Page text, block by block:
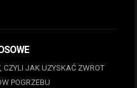
CZYLI JAK UZYSKAĆ ZWROT
POGRZEBU